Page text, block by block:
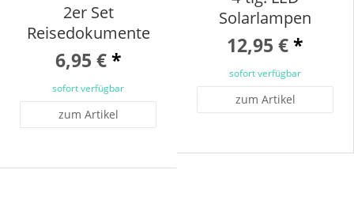
2er Set
Reisedokumententasche
6,95 € *
sofort verfügbar
zum Artikel
Solarlampen
12,95 €*
sofort verfügbar
zum Artikel